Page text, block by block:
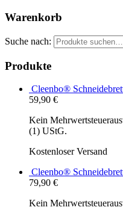
Warenkorb
Suche nach:
Produkte
Cleenbo®
59,90 €
Kein
(1) UStG.
Kostenloser Versand
Cleenbo®
79,90 €
Kein